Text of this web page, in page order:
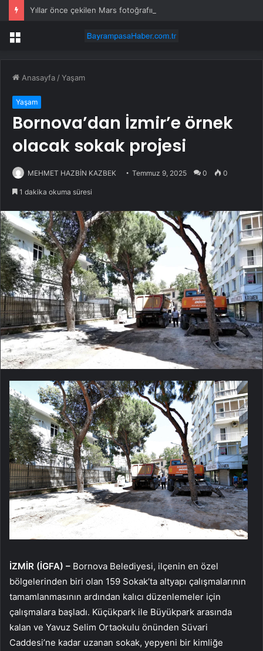
Menü
Anasayfa /Yaşam
Yaşam
Bornova’dan İzmir’e örnek
olacak sokak projesi
MEHMET HAZBİN KAZBEK Temmuz 9, 2025 0 0
1 dakika okuma süresi
İZMİR (İGFA) – Bornova Belediyesi, ilçenin en özel
bölgelerinden biri olan 159 Sokak’ta altyapı çalışmalarının
tamamlanmasının ardından kalıcı düzenlemeler için
çalışmalara başladı. Küçükpark ile Büyükpark arasında
kalan ve Yavuz Selim Ortaokulu önünden Süvari
Caddesi’ne kadar uzanan sokak, yepyeni bir kimliğe